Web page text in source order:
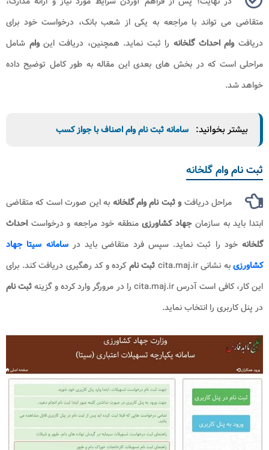
متقاضی می تواند با مراجعه به یکی از شعب بانک، درخواست خود برای
دریافت وام احداث گلخانهرا ثبت نماید. همچنین، دریافت اینوام شامل
مراحلی است که در بخش های بعدی این مقاله به طور کامل توضیح داده
خواهد شد.
بیشتر بخوانید: سامانه ثبت نام وام اصناف با جواز کسب
ثبت نام وام گلخانه
مراحل دریافت و ثبت نام وام گلخانه به این صورت است که متقاضی
ابتدا باید به سازمانجهاد کشاورزیمنطقه خود مراجعه و درخواست احداث
گلخانه خود را ثبت نماید. سپس فرد متقاضی باید درسامانه سیتا جهاد
کشاورزیبه نشانی cita.maj.ir ثبت نامکرده و کد رهگیری دریافت کند. برای
این کار، کافی است آدرس cita.maj.ir را در مرورگر وارد کرده و گزینه
ثبت نام
در پنل کاربری را انتخاب نماید.